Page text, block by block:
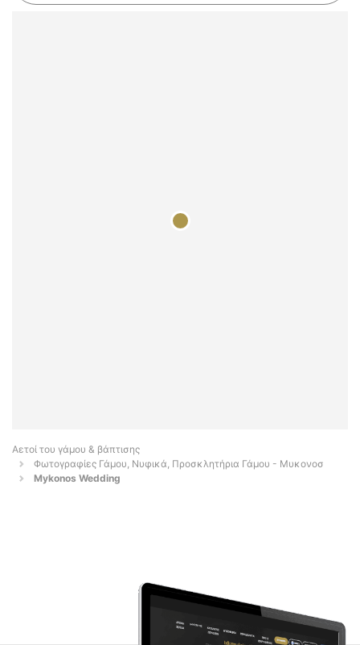
Αετοί του γάμου & βάπτισης
Φωτογραφίες Γάμου, Νυφικά, Προσκλητήρια Γάμου - Μυκονοσ
Mykonos Wedding